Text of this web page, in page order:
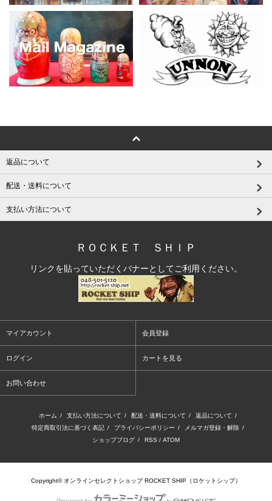
返品について
配送・送料について
支払い方法について
ＲＯＣＫＥＴ ＳＨＩＰ
リンクを貼っていただくバナーとしてご利用ください。
マイアカウント 会員登録
ログイン カートを見る
お問い合わせ
ホーム / 支払い方法について / 配送・送料について / 返品について /
特定商取引法に基づく表記 / プライバシーポリシー / メルマガ登録・解除 /
ショップブログ / RSS / ATOM
Copyright© オンラインセレクトショップ ROCKET SHIP（ロケットシップ）